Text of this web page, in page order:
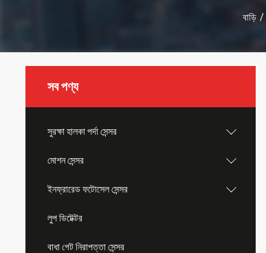
বাড়ি /
সব পণ্য
সুরক্ষা হালকা পর্দা সেন্সর
মোশন সেন্সর
ইনফ্রারেড ফটোসেল সেন্সর
লুপ ডিটেক্টর
বাধা গেট নিরাপত্তা সেন্সর